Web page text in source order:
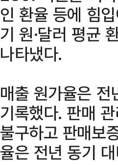
인 환율 등에 힘
기 원·달러 평균
나타냈다.
매출 원가율은
기록했다. 판매
불구하고 판매보
율은 전년 동기